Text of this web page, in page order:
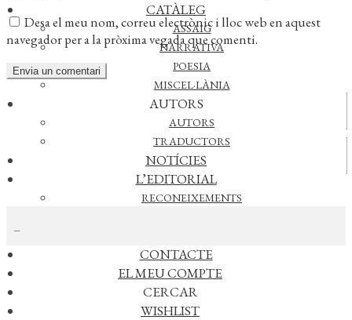
CATÀLEG
ASSAIG
NARRATIVA
POESIA
MISCEL·LÀNIA
AUTORS
AUTORS
TRADUCTORS
NOTÍCIES
L’EDITORIAL
RECONEIXEMENTS
CONTACTE
EL MEU COMPTE
CERCAR
WISHLIST
Desa el meu nom, correu electrònic i lloc web en aquest
navegador per a la pròxima vegada que comenti.
Actualitat
Vídeos
CERCAR NOTÍCIES
AGENDA
No s'han trobat esdeveniments